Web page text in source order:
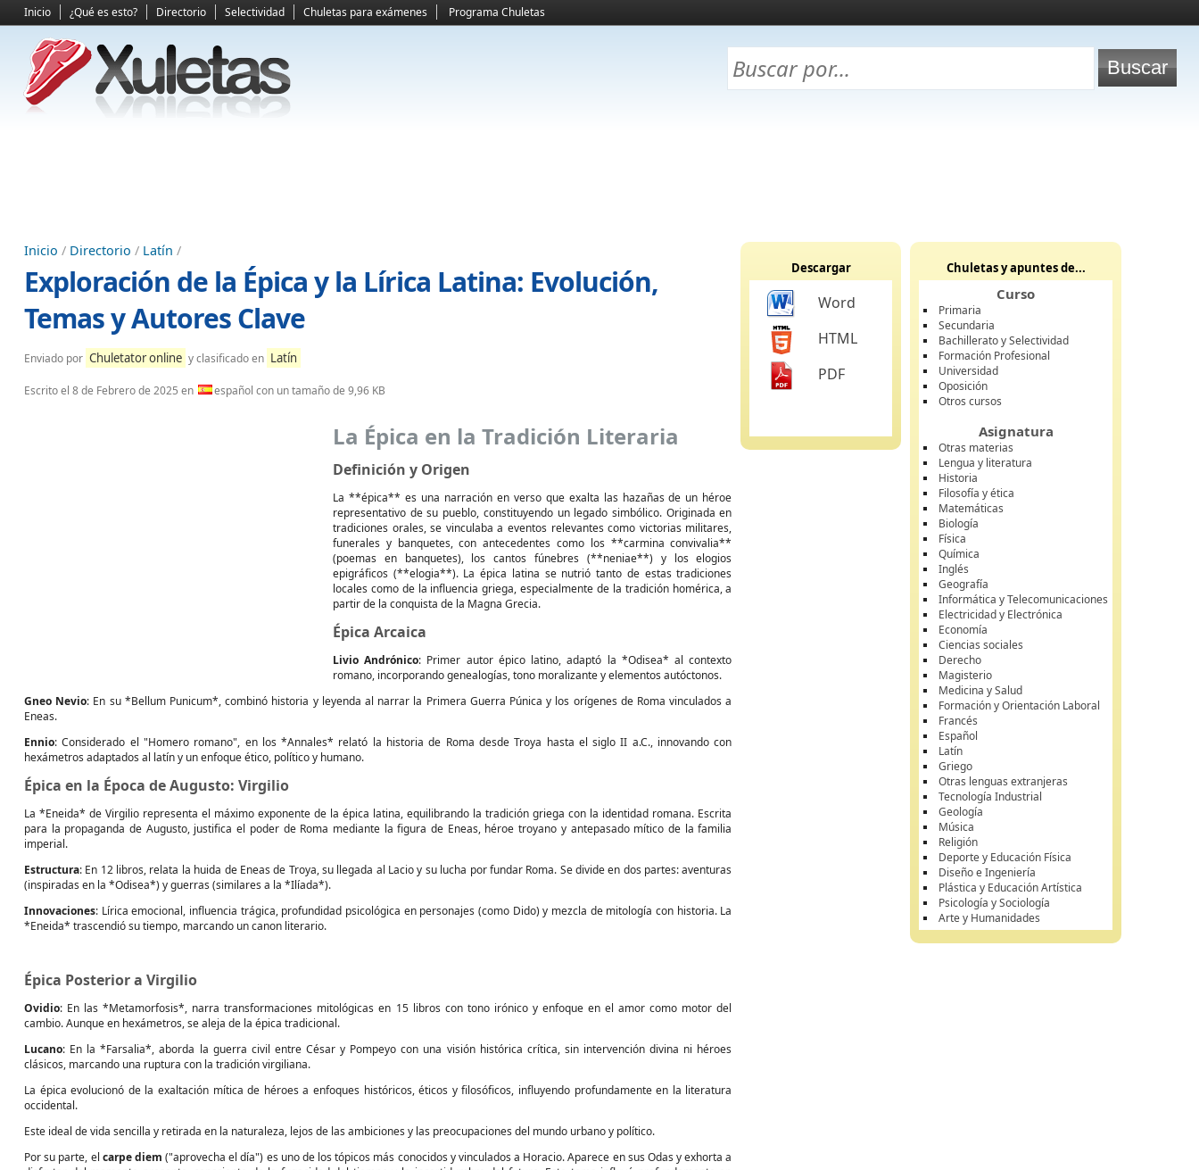
Inicio ¿Qué es esto? Directorio Selectividad Chuletas para exámenes Programa Chuletas
Inicio / Directorio / Latín /
Exploración de la Épica y la Lírica Latina: Evolución,
Temas y Autores Clave
Enviado por Chuletator online y clasificado en Latín
Escrito el 8 de Febrero de 2025 en español con un tamaño de 9,96 KB
La Épica en la Tradición Literaria
Definición y Origen
La **épica** es una narración en verso que exalta las hazañas de un héroe
representativo de su pueblo, constituyendo un legado simbólico. Originada en
tradiciones orales, se vinculaba a eventos relevantes como victorias militares,
funerales y banquetes, con antecedentes como los **carmina convivalia**
(poemas en banquetes), los cantos fúnebres (**neniae**) y los elogios
epigráficos (**elogia**). La épica latina se nutrió tanto de estas tradiciones
locales como de la influencia griega, especialmente de la tradición homérica, a
partir de la conquista de la Magna Grecia.
Épica Arcaica
Livio Andrónico: Primer autor épico latino, adaptó la *Odisea* al contexto
romano, incorporando genealogías, tono moralizante y elementos autóctonos.
Gneo Nevio: En su *Bellum Punicum*, combinó historia y leyenda al narrar la Primera Guerra Púnica y los orígenes de Roma vinculados a
Eneas.
Ennio: Considerado el "Homero romano", en los *Annales* relató la historia de Roma desde Troya hasta el siglo II a.C., innovando con
hexámetros adaptados al latín y un enfoque ético, político y humano.
Épica en la Época de Augusto: Virgilio
La *Eneida* de Virgilio representa el máximo exponente de la épica latina, equilibrando la tradición griega con la identidad romana. Escrita
para la propaganda de Augusto, justifica el poder de Roma mediante la figura de Eneas, héroe troyano y antepasado mítico de la familia
imperial.
Estructura: En 12 libros, relata la huida de Eneas de Troya, su llegada al Lacio y su lucha por fundar Roma. Se divide en dos partes: aventuras
(inspiradas en la *Odisea*) y guerras (similares a la *Ilíada*).
Innovaciones: Lírica emocional, influencia trágica, profundidad psicológica en personajes (como Dido) y mezcla de mitología con historia. La
*Eneida* trascendió su tiempo, marcando un canon literario.
Épica Posterior a Virgilio
Ovidio: En las *Metamorfosis*, narra transformaciones mitológicas en 15 libros con tono irónico y enfoque en el amor como motor del
cambio. Aunque en hexámetros, se aleja de la épica tradicional.
Lucano: En la *Farsalia*, aborda la guerra civil entre César y Pompeyo con una visión histórica crítica, sin intervención divina ni héroes
clásicos, marcando una ruptura con la tradición virgiliana.
La épica evolucionó de la exaltación mítica de héroes a enfoques históricos, éticos y filosóficos, influyendo profundamente en la literatura
occidental.
Este ideal de vida sencilla y retirada en la naturaleza, lejos de las ambiciones y las preocupaciones del mundo urbano y político.
Por su parte, el carpe diem ("aprovecha el día") es uno de los tópicos más conocidos y vinculados a Horacio. Aparece en sus Odas y exhorta a
Descargar
Word
HTML
PDF
Chuletas y apuntes de...
Curso
Primaria
Secundaria
Bachillerato y Selectividad
Formación Profesional
Universidad
Oposición
Otros cursos
Asignatura
Otras materias
Lengua y literatura
Historia
Filosofía y ética
Matemáticas
Biología
Física
Química
Inglés
Geografía
Informática y Telecomunicaciones
Electricidad y Electrónica
Economía
Ciencias sociales
Derecho
Magisterio
Medicina y Salud
Formación y Orientación Laboral
Francés
Español
Latín
Griego
Otras lenguas extranjeras
Tecnología Industrial
Geología
Música
Religión
Deporte y Educación Física
Diseño e Ingeniería
Plástica y Educación Artística
Psicología y Sociología
Arte y Humanidades